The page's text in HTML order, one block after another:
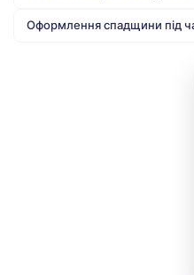
Оформлення спадщини під